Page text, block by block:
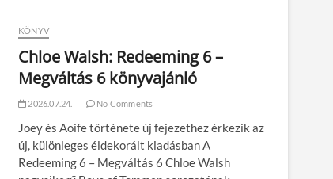
KÖNYV
Chloe Walsh: Redeeming 6 –
Megváltás 6 könyvajánló
2026.07.24. No Comments
Joey és Aoife története új fejezethez érkezik az
új, különleges éldekorált kiadásban A
Redeeming 6 – Megváltás 6 Chloe Walsh